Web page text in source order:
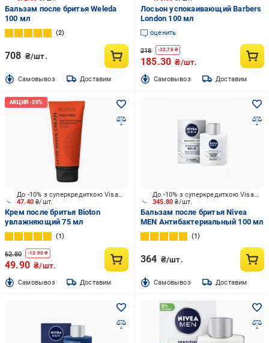
Бальзам после бритья Weleda
100 мл
2
708 ₴/шт.
Cамовывоз Доставим
Лосьон успокаивающий Barbers
London 100 мл
оценить
218 -32.70₴
185.30 ₴/шт.
Cамовывоз Доставим
47.40₴/шт.
До -10% з суперкредиткою Visa Вигода
Крем после бритья Bioton
увлажняющий 75 мл
1
62.80 -12.90 ₴
49.90 ₴/шт.
Cамовывоз Доставим
345.80₴/шт.
До -10% з суперкредиткою Visa Вигода
Бальзам после бритья Nivea
MEN Антибактериальный 100 мл
1
364 ₴/шт.
Cамовывоз Доставим